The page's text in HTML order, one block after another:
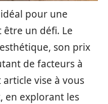
pour une
un défi. Le
son prix
de facteurs à
vise à vous
en explorant les